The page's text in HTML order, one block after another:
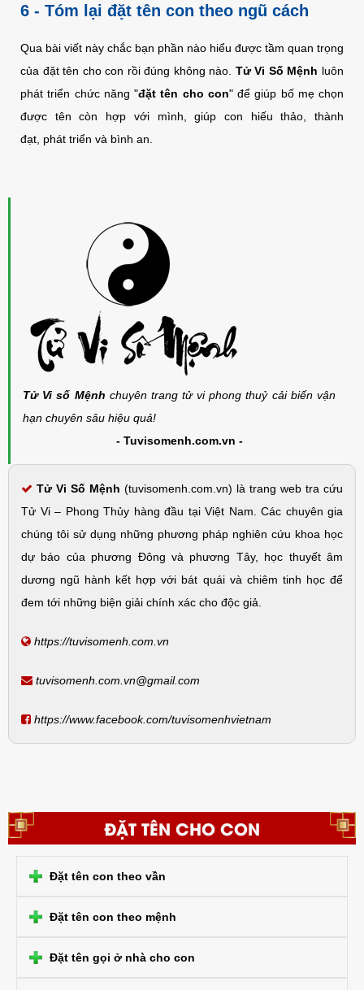
6 - Tóm lại đặt tên con theo ngũ cách
Qua bài viết này chắc bạn phần nào hiểu được tầm quan trọng
của đặt tên cho con rồi đúng không nào. Tử Vi Số Mệnh luôn
phát triển chức năng "đặt tên cho con" để giúp bố mẹ chọn
được tên còn hợp với mình, giúp con hiếu thảo, thành
đạt, phát triển và bình an.
Tử Vi số Mệnh chuyên trang tử vi phong thuỷ cải biến vận
hạn chuyên sâu hiệu quả!
- Tuvisomenh.com.vn -
Tử Vi Số Mệnh (tuvisomenh.com.vn) là trang web tra cứu
Tử Vi – Phong Thủy hàng đầu tại Việt Nam. Các chuyên gia
chúng tôi sử dụng những phương pháp nghiên cứu khoa học
dự báo của phương Đông và phương Tây, học thuyết âm
dương ngũ hành kết hợp với bát quái và chiêm tinh học để
đem tới những biện giải chính xác cho độc giả.
https://tuvisomenh.com.vn
tuvisomenh.com.vn@gmail.com
https://www.facebook.com/tuvisomenhvietnam
ĐẶT TÊN CHO CON
Đặt tên con theo vần
Đặt tên con theo mệnh
Đặt tên gọi ở nhà cho con